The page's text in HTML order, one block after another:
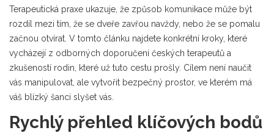
Terapeutická praxe ukazuje, že způsob komunikace může být
rozdíl mezi tím, že se dveře zavřou navždy, nebo že se pomalu
začnou otvírat. V tomto článku najdete konkrétní kroky, které
vycházejí z odborných doporučení českých terapeutů a
zkušeností rodin, které už tuto cestu prošly. Cílem není naučit
vás manipulovat, ale vytvořit bezpečný prostor, ve kterém má
váš blízký šanci slyšet vás.
Rychlý přehled klíčových bodů